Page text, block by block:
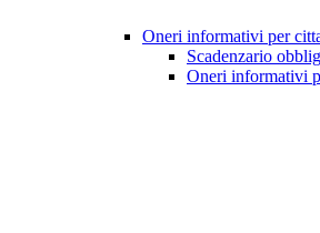
Oneri informativi per
Scadenzario
Oneri informativi